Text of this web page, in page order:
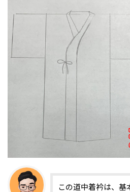
この道中着衿は、基